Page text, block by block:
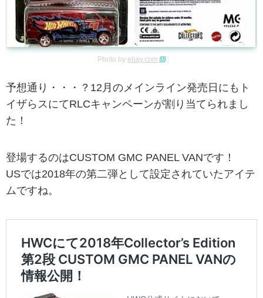
Photo by ebay.com
予想通り・・・？12月のメインライン発売日にもト
イザらスにてRLCキャンペーンが割り当てられまし
た！
登場するのはCUSTOM GMC PANEL VANです！
USでは2018年の第二弾として設定されていたアイテ
ムですね。